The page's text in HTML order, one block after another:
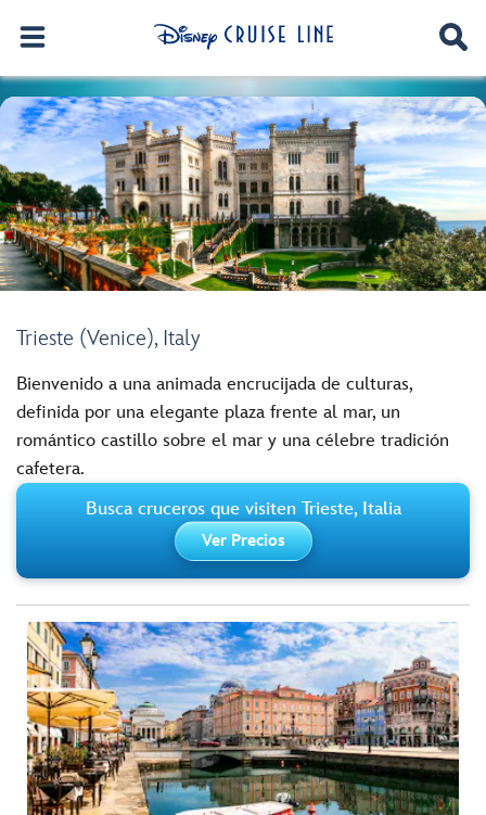
Trieste (Venice), Italy
Bienvenido a una animada encrucijada de culturas,
definida por una elegante plaza frente al mar, un
romántico castillo sobre el mar y una célebre tradición
cafetera.
Busca cruceros que visiten Trieste, Italia
Ver Precios